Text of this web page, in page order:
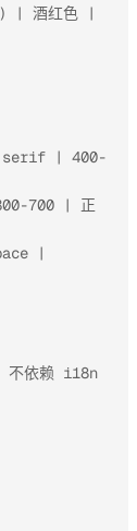
| 酒红色 |
| 400-
700 | 正
|
不依赖 i18n